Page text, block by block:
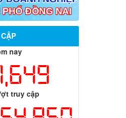
nay
truy cập
tuyển dụng viên
tổ chức và cá
nhiệm vụ khoa
thành phố sử
nước đặt hàng thực
1) lần 3
tuyên truyền triển
miễn phí ít nhất mỗi